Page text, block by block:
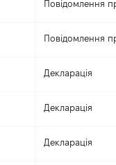
Повідомлення
Повідомлення
Декларація
Декларація
Декларація